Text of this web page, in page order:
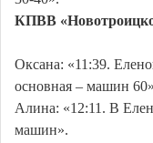
КПВВ
Оксана: «11:39.
основная – машин
Алина: «12:11. В
машин».